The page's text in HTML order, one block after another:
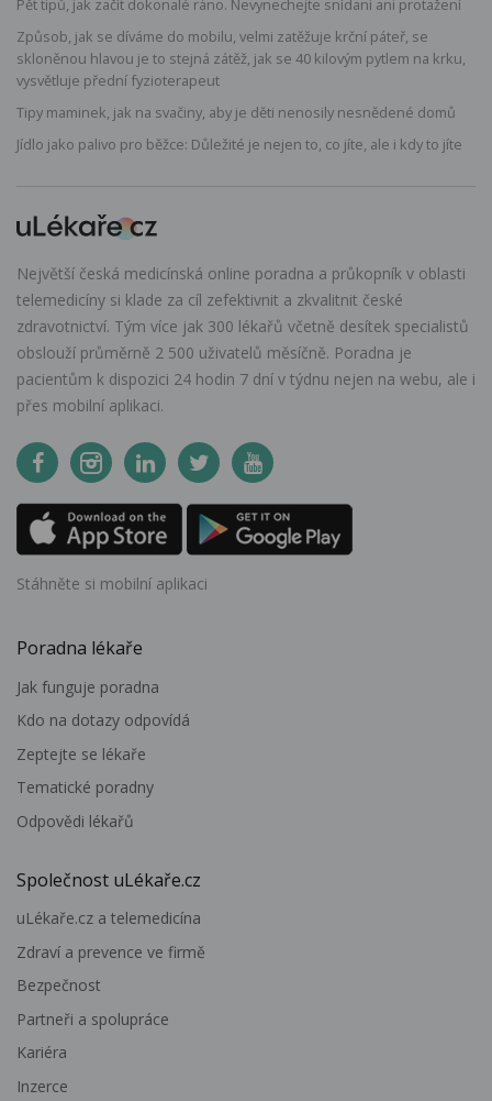
Způsob, jak se díváme do mobilu, velmi zatěžuje krční páteř, se
skloněnou hlavou je to stejná zátěž, jak se 40 kilovým pytlem na krku,
vysvětluje přední fyzioterapeut
Tipy maminek, jak na svačiny, aby je děti nenosily nesnědené domů
Jídlo jako palivo pro běžce: Důležité je nejen to, co jíte, ale i kdy to jíte
Největší česká medicínská online poradna a průkopník v oblasti
telemedicíny si klade za cíl zefektivnit a zkvalitnit české
zdravotnictví. Tým více jak 300 lékařů včetně desítek specialistů
obslouží průměrně 2 500 uživatelů měsíčně. Poradna je
pacientům k dispozici 24 hodin 7 dní v týdnu nejen na webu, ale i
přes mobilní aplikaci.
Stáhněte si mobilní aplikaci
Poradna lékaře
Jak funguje poradna
Kdo na dotazy odpovídá
Zeptejte se lékaře
Tematické poradny
Odpovědi lékařů
Společnost uLékaře.cz
uLékaře.cz a telemedicína
Zdraví a prevence ve firmě
Bezpečnost
Partneři a spolupráce
Kariéra
Inzerce